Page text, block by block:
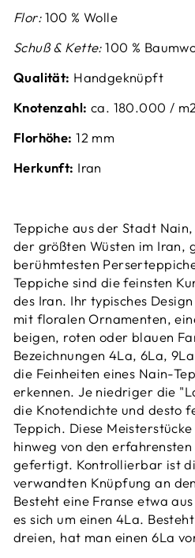
Flor: 100 % Wolle
Schuß & Kette: 100 %
Qualität: Handgeknüpft
Knotenzahl: ca. 180.000 / m2
Florhöhe: 12 mm
Herkunft: Iran
Teppiche aus der Stadt
der größten Wüsten im Iran,
berühmtesten
Teppiche sind die feinsten
des Iran. Ihr typisches
mit floralen Ornamenten,
beigen, roten oder blauen
Bezeichnungen 4La, 6La,
die Feinheiten eines Nain-
erkennen. Je niedriger die
die Knotendichte und desto
Teppich. Diese
hinweg von den
gefertigt. Kontrollierbar ist
verwandten Knüpfung an
Besteht eine Franse etwa
es sich um einen 4La.
dreien, hat man einen 6La